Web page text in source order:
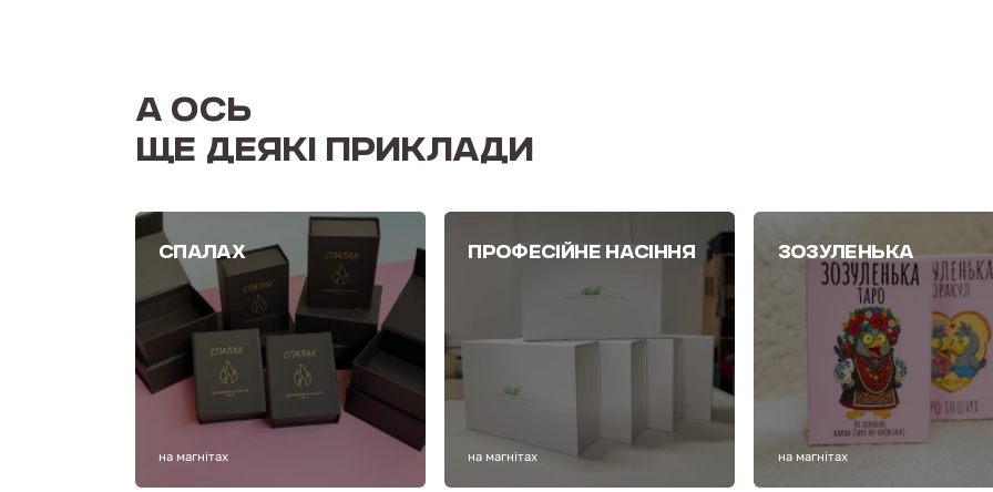
А ОСЬ
ЩЕ ДЕЯКІ ПРИКЛАДИ
СПАЛАХ
на магнітах
ПРОФЕСІЙНЕ НАСІННЯ
на магнітах
ЗОЗУЛЕНЬКА
на магнітах